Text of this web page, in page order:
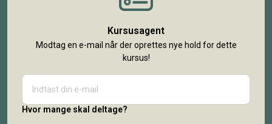
Kursusagent
Modtag en e-mail når der oprettes nye hold for dette
kursus!
Hvor mange skal deltage?